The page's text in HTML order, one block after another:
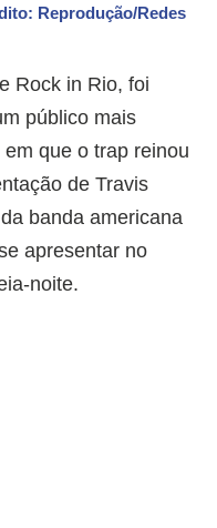
Reprodução/Redes
Rock in Rio, foi
público mais
que o trap reinou
de Travis
banda americana
apresentar no
noite.